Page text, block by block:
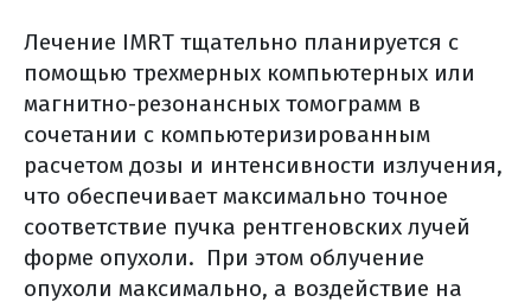
где и как хранить
дома гистологические стекла и блоки?
как происходит лечение таргетными
препаратами?
лекарственного лечения?
гормонотерапия
вопросы которые нужно задать
Лечение IMRT тщательно планируется с
помощью трехмерных компьютерных или
магнитно-резонансных томограмм в
сочетании с компьютеризированным
расчетом дозы и интенсивности излучения,
что обеспечивает максимально точное
соответствие пучка рентгеновских лучей
форме опухоли. При этом облучение
опухоли максимально, а воздействие на